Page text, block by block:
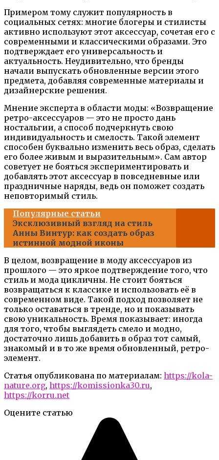
Примером тому служит популярность в
социальных сетях: многие блогеры и стилисты
активно используют этот аксессуар, сочетая его с
современными и классическими образами. Это
подтверждает его универсальность и
актуальность. Неудивительно, что бренды
начали выпускать обновленные версии этого
предмета, добавляя современные материалы и
дизайнерские решения.
Мнение эксперта в области моды: «Возвращение
ретро-аксессуаров — это не просто дань
ностальгии, а способ подчеркнуть свою
индивидуальность и смелость. Такой элемент
способен буквально изменить весь образ, сделать
его более живым и выразительным». Сам автор
советует не бояться экспериментировать и
добавлять этот аксессуар в повседневные или
праздничные наряды, ведь он поможет создать
неповторимый стиль.
Популярные статьи
Эксклюзивный взгляд на стиль
Анны Винтур: как создать образ
истинной модной иконы
В целом, возвращение в моду аксессуаров из
прошлого — это яркое подтверждение того, что
стиль и мода цикличны. Не стоит бояться
возвращаться к классике и использовать её в
современном виде. Такой подход позволяет не
только оставаться в тренде, но и показывать
свою уникальность. Время показывает: иногда
для того, чтобы выглядеть смело и модно,
достаточно лишь добавить в образ тот самый,
знакомый и в то же время обновленный, ретро-
элемент.
Статья опубликована по материалам: https://kola-
nature.org, https://komissionka30.ru,
https://korru.net
Оцените статью